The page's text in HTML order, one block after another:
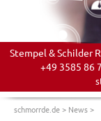
Stempel & Schilder
+49 3585 86
schmorrde.de> News>